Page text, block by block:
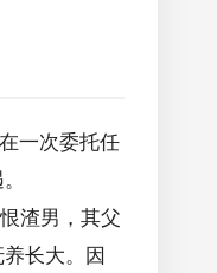
一次委托任
渣男，其父
养长大。因